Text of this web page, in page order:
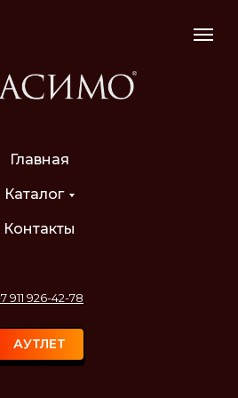
Главная
Каталог
Контакты
911 926-42-78
АУТЛЕТ